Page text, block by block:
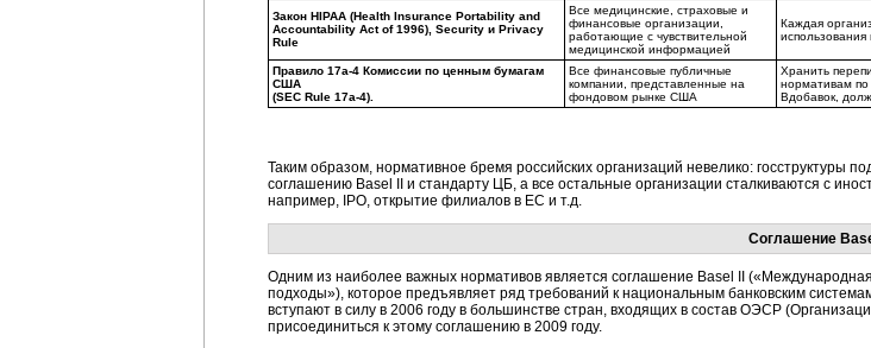
Закон HIPAA (Health Insurance Portability and
Accountability Act of 1996), Security и Privacy
Rule
Все медицинские, страховые и
финансовые организации,
работающие с чувствительной
медицинской информацией
Каждая
Правило 17а-4 Комиссии по ценным бумагам
США
(SEC Rule 17a-4).
Все финансовые публичные
компании, представленные на
фондовом рынке США
Хранить
нормативам по
Вдобавок,
Таким образом, нормативное бремя российских организаций невелико:
соглашению Basel II и стандарту ЦБ, а все остальные организации сталкиваются с
например, IPO, открытие филиалов в ЕС и т.д.
Соглашение
Одним из наиболее важных нормативов является соглашение Basel II
подходы»), которое предъявляет ряд требований к национальным банковским
вступают в силу в 2006 году в большинстве стран, входящих в состав ОЭСР
присоединиться к этому соглашению в 2009 году.